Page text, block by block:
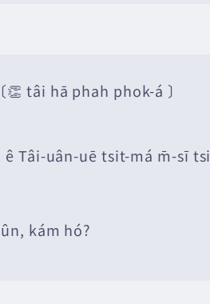
👏 tâi hā phah phok-á 〕
Tâi-uân-uē tsit-má m̄-sī
kám hó?